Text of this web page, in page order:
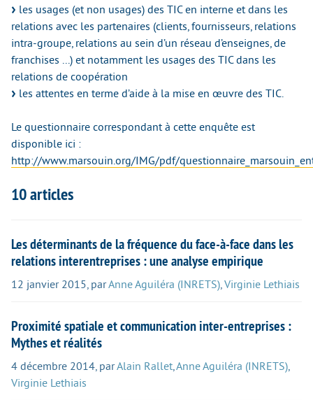
les usages (et non usages) des TIC en interne et dans les
relations avec les partenaires (clients, fournisseurs, relations
intra-groupe, relations au sein d’un réseau d’enseignes, de
franchises ...) et notamment les usages des TIC dans les
relations de coopération
les attentes en terme d’aide à la mise en œuvre des TIC.
Le questionnaire correspondant à cette enquête est
disponible ici :
http://www.marsouin.org/IMG/pdf/
10 articles
Les déterminants de la fréquence du face-à-face dans les
relations interentreprises : une analyse empirique
12 janvier 2015, parAnne Aguiléra (INRETS),Virginie Lethiais
Proximité spatiale et communication inter-entreprises :
Mythes et réalités
4 décembre 2014, parAlain Rallet,Anne Aguiléra (INRETS),
Virginie Lethiais